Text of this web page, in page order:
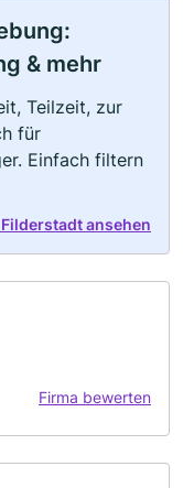
& mehr
Teilzeit, zur
für
Einfach filtern
ansehen
Firma bewerten